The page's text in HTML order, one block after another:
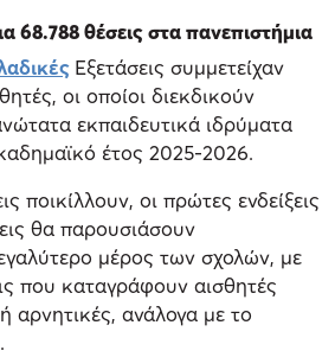
68.788 θέσεις στα πανεπιστήμια
Εξετάσεις συμμετείχαν
οι οποίοι διεκδικούν
εκπαιδευτικά ιδρύματα
έτος 2025-2026.
ποικίλλουν, οι πρώτες ενδείξεις
θα παρουσιάσουν
μέρος των σχολών, με
που καταγράφουν αισθητές
αρνητικές, ανάλογα με το